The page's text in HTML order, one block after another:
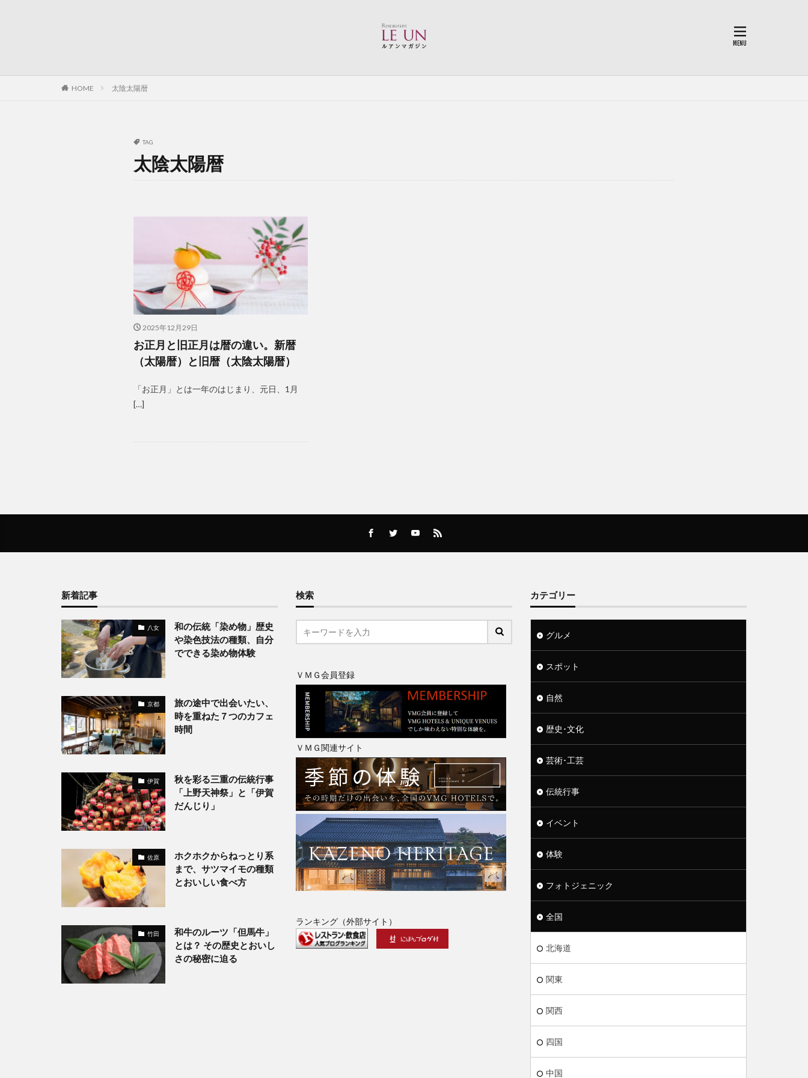
HOME 太陰太陽暦
TAG
太陰太陽暦
2025年12月29日
お正月と旧正月は暦の違い。新暦
（太陽暦）と旧暦（太陰太陽暦）
「お正月」とは一年のはじまり、元日、1月
[…]
新着記事
八女
和の伝統「染め物」歴史
や染色技法の種類、自分
でできる染め物体験
京都
旅の途中で出会いたい、
時を重ねた７つのカフェ
時間
伊賀
秋を彩る三重の伝統行事
「上野天神祭」と「伊賀
だんじり」
佐原
ホクホクからねっとり系
まで、サツマイモの種類
とおいしい食べ方
竹田
和牛のルーツ「但馬牛」
とは？ その歴史とおいし
さの秘密に迫る
検索
ＶＭＧ会員登録
ＶＭＧ関連サイト
ランキング（外部サイト）
カテゴリー
グルメ
スポット
自然
歴史･文化
芸術･工芸
伝統行事
イベント
体験
フォトジェニック
全国
北海道
関東
関西
四国
中国